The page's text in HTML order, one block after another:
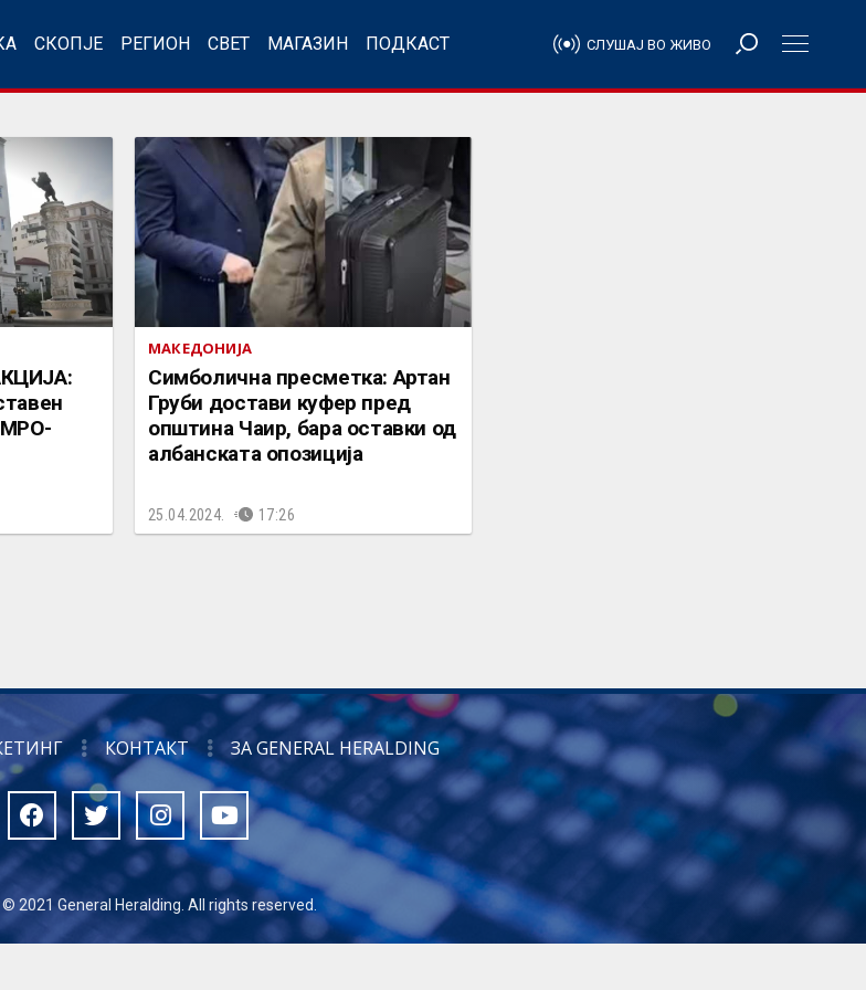
СКОПЈЕ РЕГИОН СВЕТ МАГАЗИН ПОДКАСТ СЛУШАЈ ВО ЖИВО
МАКЕДОНИЈА
Симболична пресметка: Артан
Груби достави куфер пред
општина Чаир, бара оставки од
албанската опозиција
25.04.2024. 17:26
КОНТАКТ ЗА GENERAL HERALDING
2021 General Heralding. All rights reserved.